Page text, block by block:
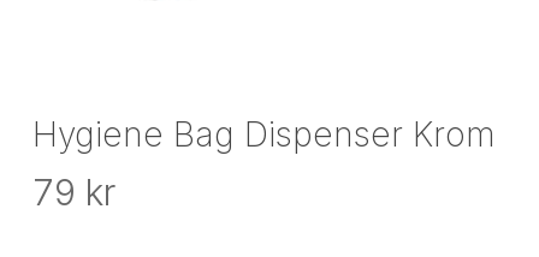
Hygiene Bag Dispenser Krom
79 kr